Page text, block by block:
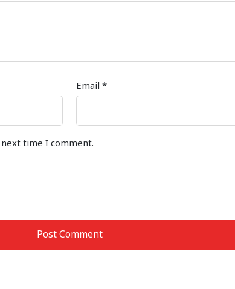
Email*
time I comment.